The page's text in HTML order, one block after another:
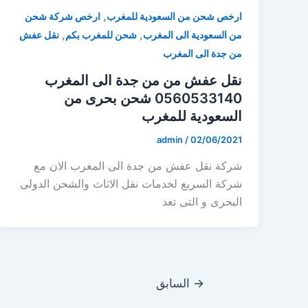
ارخص شحن من السعودية للمغرب, ارخص شركة شحن
من السعودية الى المغرب, شحن للمغرب بكم, نقل عفش
من جدة الى المغرب
نقل عفش من من جدة الى المغرب
0560533140 شحن بحرى من
السعودية للمغرب
admin /02/06/2021
شركة نقل عفش من جدة الى المغرب الان مع
شركة السريع لخدمات نقل الاثاث والشحن الدولى
البحرى و التى تعد
→ السابق